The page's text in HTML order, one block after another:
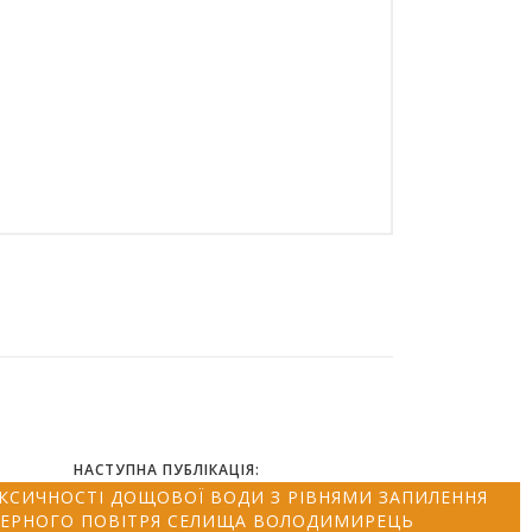
НАСТУПНА ПУБЛІКАЦІЯ:
ДОЩОВОЇ ВОДИ З РІВНЯМИ ЗАПИЛЕННЯ
ПОВІТРЯ СЕЛИЩА ВОЛОДИМИРЕЦЬ